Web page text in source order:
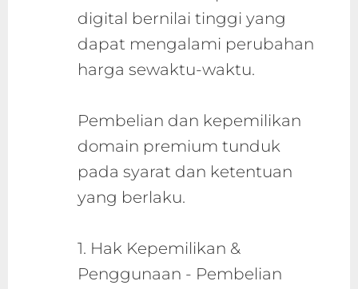
digital bernilai tinggi yang
dapat mengalami perubahan
harga sewaktu-waktu.
Pembelian dan kepemilikan
domain premium tunduk
pada syarat dan ketentuan
yang berlaku.
1. Hak Kepemilikan &
Penggunaan - Pembelian